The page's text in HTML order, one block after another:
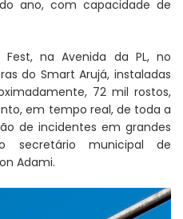
ano, com capacidade de
na Avenida da PL, no
do Smart Arujá, instaladas
72 mil rostos,
em tempo real, de toda a
de incidentes em grandes
secretário municipal de
Adami.